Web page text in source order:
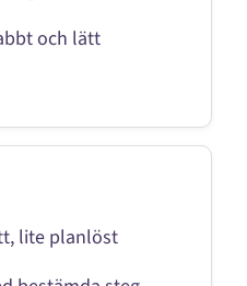
och lätt
lite planlöst